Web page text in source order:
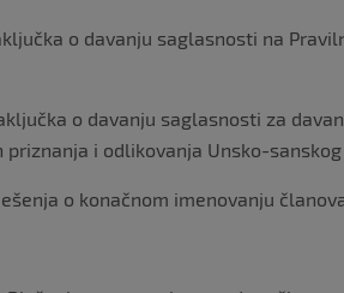
o davanju saglasnosti na
o davanju saglasnosti za
priznanja i odlikovanja Unsko-
o konačnom imenovanju